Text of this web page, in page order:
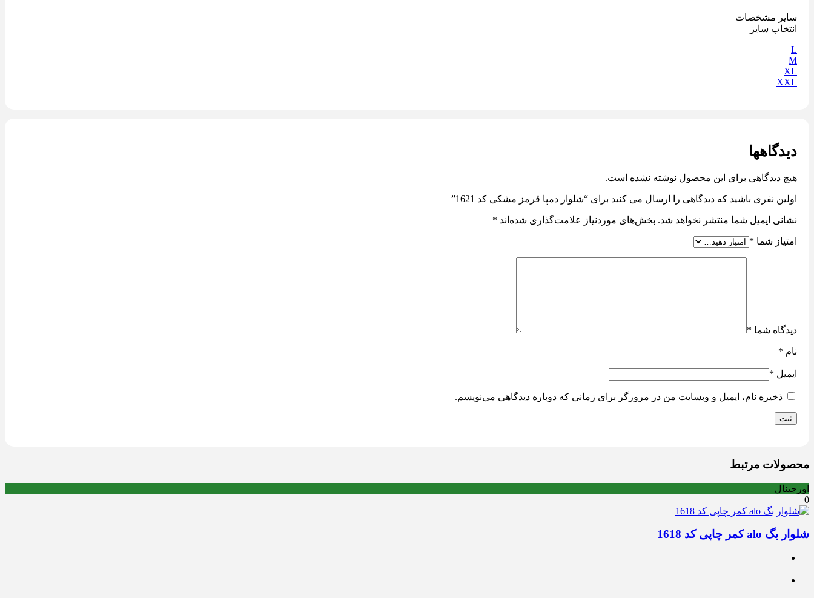
سایر مشخصات
انتخاب سایز
L
M
XL
XXL
دیدگاهها
هیچ دیدگاهی برای این محصول نوشته نشده است.
اولین نفری باشید که دیدگاهی را ارسال می کنید برای “شلوار دمپا قرمز مشکی کد 1621”
نشانی ایمیل شما منتشر نخواهد شد. بخش‌های موردنیاز علامت‌گذاری شده‌اند *
امتیاز شما *
دیدگاه شما *
نام *
ایمیل *
ذخیره نام، ایمیل و وبسایت من در مرورگر برای زمانی که دوباره دیدگاهی می‌نویسم.
محصولات مرتبط
اورجینال
0
شلوار بگ alo کمر چاپی کد 1618